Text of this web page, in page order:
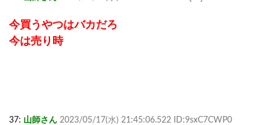
今買うやつはバカだろ
今は売り時
37: 山師さん 2023/05/17(水) 21:45:06.522 ID:9sxC7CWP0